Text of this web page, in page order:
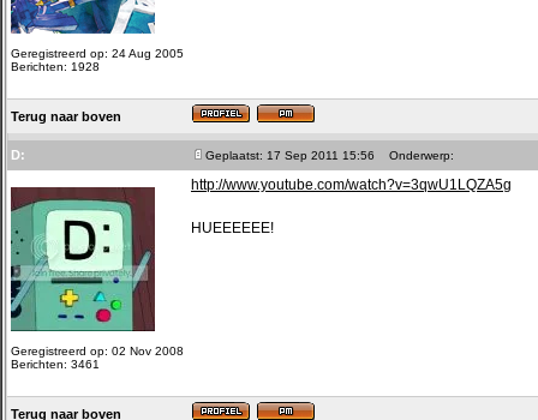
Geregistreerd op: 24 Aug 2005
Berichten: 1928
Terug naar boven
D: Geplaatst: 17 Sep 2011 15:56 Onderwerp:
Geregistreerd op: 02 Nov 2008
Berichten: 3461
http://www.youtube.com/watch?v=3qwU1LQZA5g
HUEEEEEE!
Terug naar boven